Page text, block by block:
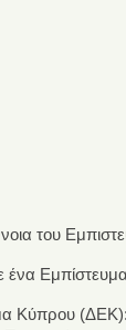
του
ένα Εμπίστευμα
Κύπρου